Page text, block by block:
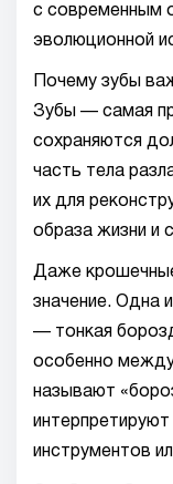
с современным
эволюционной
Почему зубы
Зубы — самая
сохраняются
часть тела
их для
образа жизни и
Даже
значение. Одна
— тонкая
особенно между
называют
интерпретируют
инструментов